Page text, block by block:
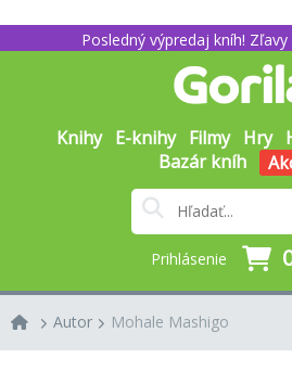
Posledný výpredaj kníh!
Knihy E-knihy Filmy Hry
Bazár kníh
Prihlásenie
Autor Mohale Mashigo